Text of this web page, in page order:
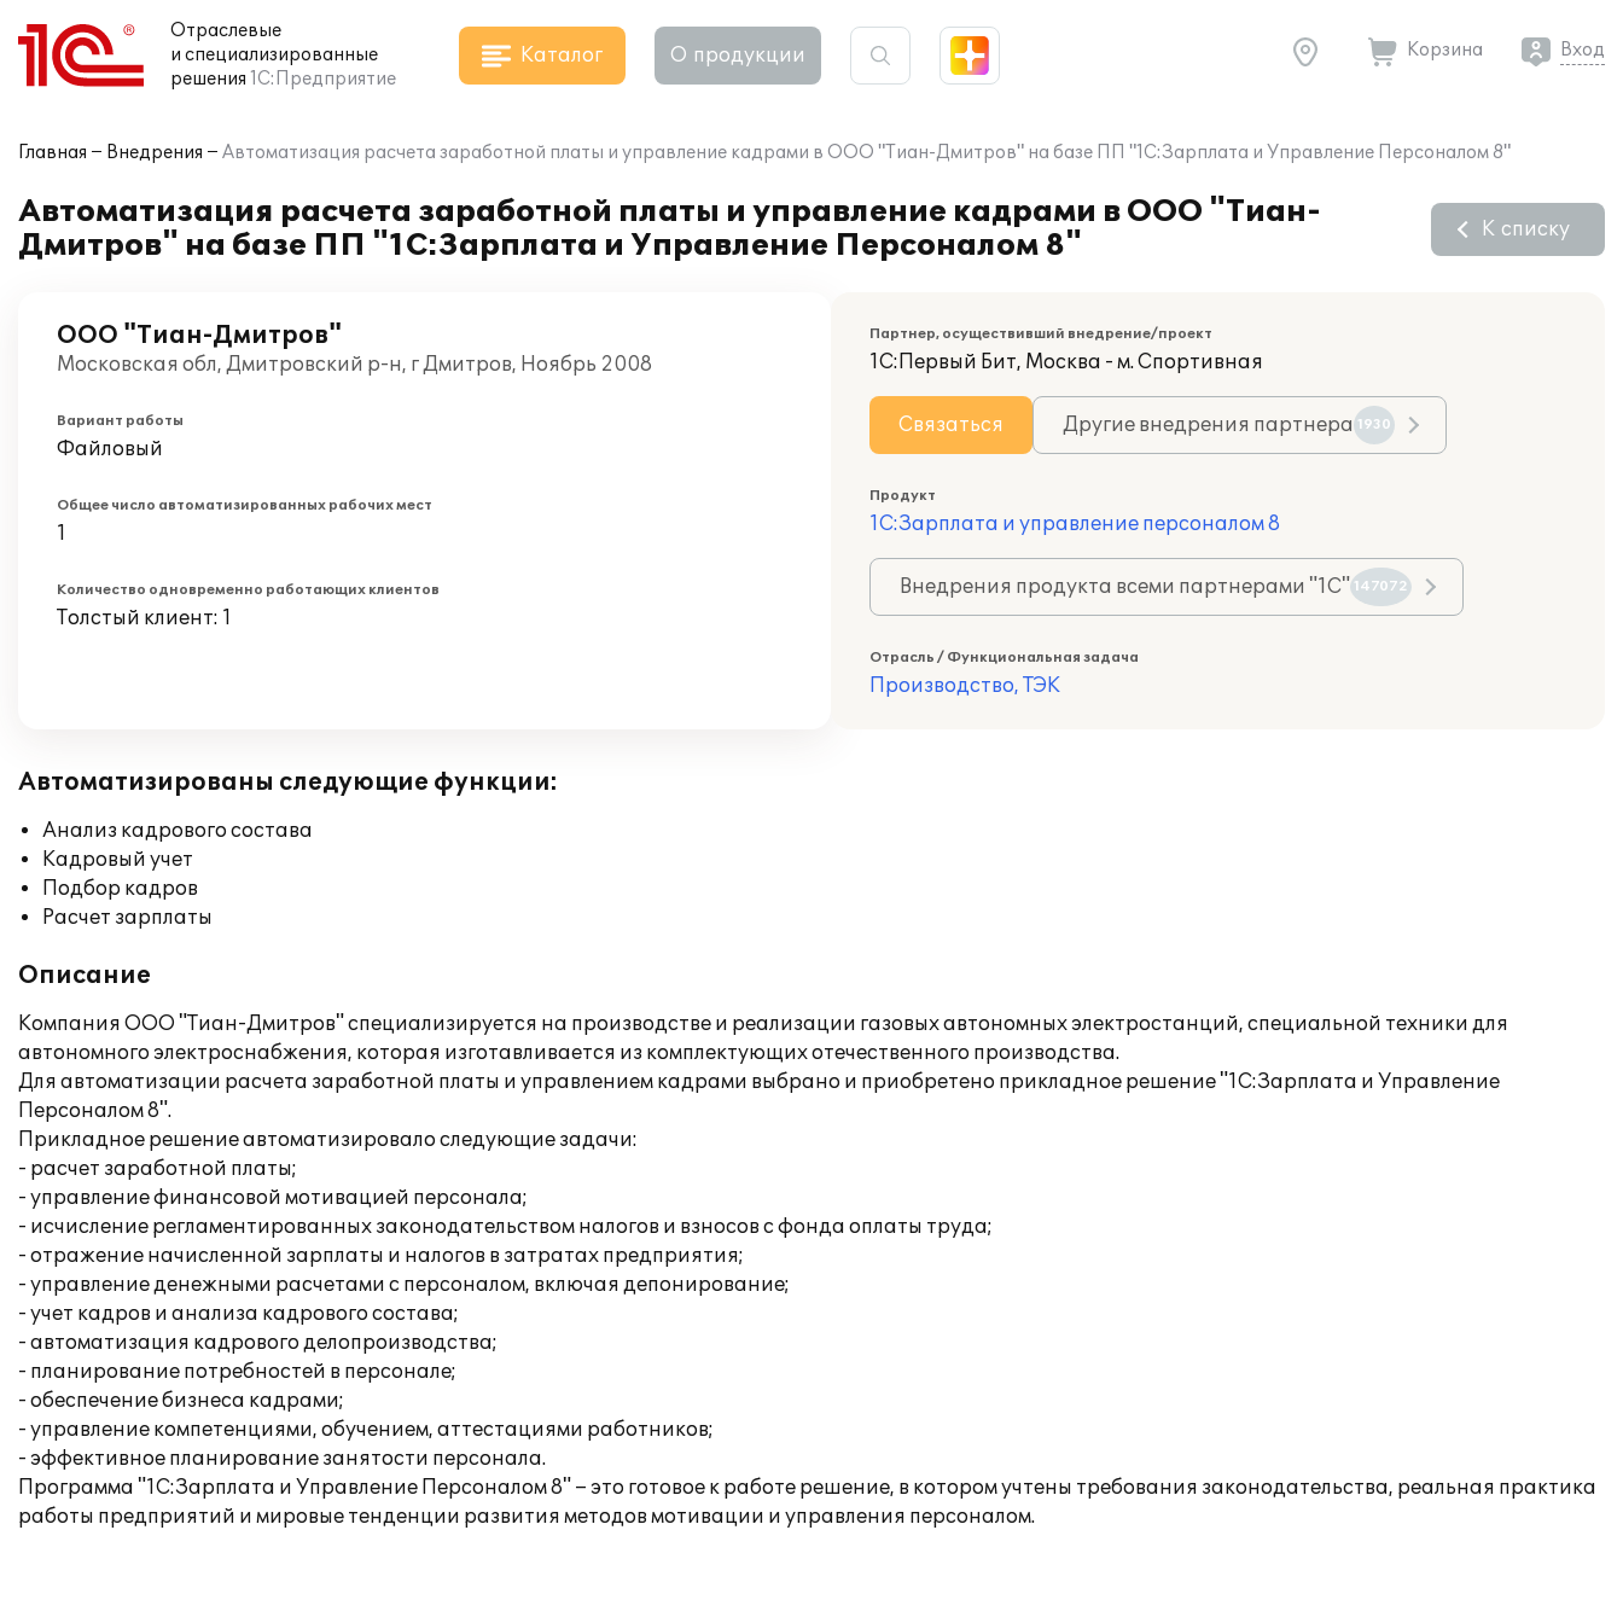
Отраслевые
и специализированные
решения 1С:Предприятие
Каталог О продукции Корзина Вход
Главная Внедрения Автоматизация расчета заработной платы и управление кадрами в ООО "Тиан-Дмитров" на базе ПП "1С:Зарплата и Управление Персоналом 8"
Автоматизация расчета заработной платы и управление кадрами в ООО "Тиан-
Дмитров" на базе ПП "1С:Зарплата и Управление Персоналом 8"
К списку
ООО "Тиан-Дмитров"
Московская обл, Дмитровский р-н, г Дмитров, Ноябрь 2008
Вариант работы
Файловый
Общее число автоматизированных рабочих мест
1
Количество одновременно работающих клиентов
Толстый клиент: 1
Партнер, осуществивший внедрение/проект
1С:Первый Бит, Москва - м. Спортивная
Связаться Другие внедрения партнера 1930
Продукт
1С:Зарплата и управление персоналом 8
Внедрения продукта всеми партнерами "1С" 147072
Отрасль / Функциональная задача
Производство, ТЭК
Автоматизированы следующие функции:
Анализ кадрового состава
Кадровый учет
Подбор кадров
Расчет зарплаты
Описание
Компания ООО "Тиан-Дмитров" специализируется на производстве и реализации газовых автономных электростанций, специальной техники для
автономного электроснабжения, которая изготавливается из комплектующих отечественного производства.
Для автоматизации расчета заработной платы и управлением кадрами выбрано и приобретено прикладное решение "1С:Зарплата и Управление
Персоналом 8".
Прикладное решение автоматизировало следующие задачи:
- расчет заработной платы;
- управление финансовой мотивацией персонала;
- исчисление регламентированных законодательством налогов и взносов с фонда оплаты труда;
- отражение начисленной зарплаты и налогов в затратах предприятия;
- управление денежными расчетами с персоналом, включая депонирование;
- учет кадров и анализа кадрового состава;
- автоматизация кадрового делопроизводства;
- планирование потребностей в персонале;
- обеспечение бизнеса кадрами;
- управление компетенциями, обучением, аттестациями работников;
- эффективное планирование занятости персонала.
Программа "1С:Зарплата и Управление Персоналом 8" – это готовое к работе решение, в котором учтены требования законодательства, реальная практика
работы предприятий и мировые тенденции развития методов мотивации и управления персоналом.